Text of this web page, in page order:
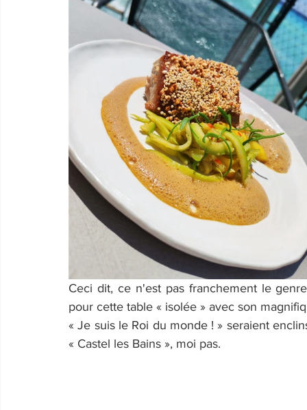
Ceci dit, ce n'est pas franchement le
pour cette table « isolée » avec son
« Je suis le Roi du monde ! » seraient
« Castel les Bains », moi pas.